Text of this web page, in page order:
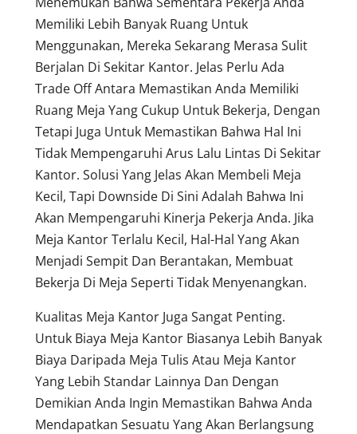
Memiliki Lebih Banyak Ruang Untuk
Menggunakan, Mereka Sekarang Merasa Sulit
Berjalan Di Sekitar Kantor. Jelas Perlu Ada
Trade Off Antara Memastikan Anda Memiliki
Ruang Meja Yang Cukup Untuk Bekerja, Dengan
Tetapi Juga Untuk Memastikan Bahwa Hal Ini
Tidak Mempengaruhi Arus Lalu Lintas Di Sekitar
Kantor. Solusi Yang Jelas Akan Membeli Meja
Kecil, Tapi Downside Di Sini Adalah Bahwa Ini
Akan Mempengaruhi Kinerja Pekerja Anda. Jika
Meja Kantor Terlalu Kecil, Hal-Hal Yang Akan
Menjadi Sempit Dan Berantakan, Membuat
Bekerja Di Meja Seperti Tidak Menyenangkan.
Kualitas Meja Kantor Juga Sangat Penting.
Untuk Biaya Meja Kantor Biasanya Lebih Banyak
Biaya Daripada Meja Tulis Atau Meja Kantor
Yang Lebih Standar Lainnya Dan Dengan
Demikian Anda Ingin Memastikan Bahwa Anda
Mendapatkan Sesuatu Yang Akan Berlangsung